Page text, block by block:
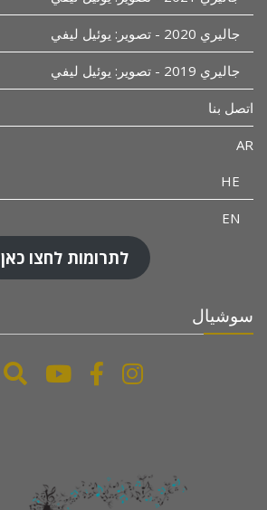
جاليري 2020 - تصوير: يوئيل ليفي
جاليري 2019 - تصوير: يوئيل ليفي
اتصل بنا
AR
HE
EN
לתרומות לחצו כאן
سوشيال